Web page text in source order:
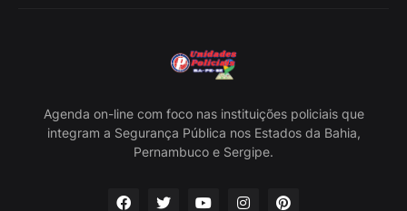
Agenda on-line com foco nas instituições policiais que
integram a Segurança Pública nos Estados da Bahia,
Pernambuco e Sergipe.